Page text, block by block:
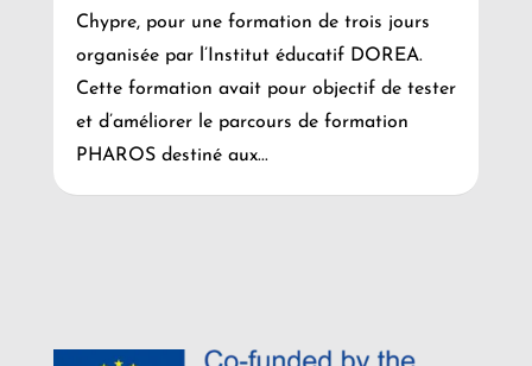
Chypre, pour une formation de trois jours
organisée par l’Institut éducatif DOREA.
Cette formation avait pour objectif de tester
et d’améliorer le parcours de formation
PHAROS destiné aux...